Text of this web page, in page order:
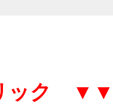
ック